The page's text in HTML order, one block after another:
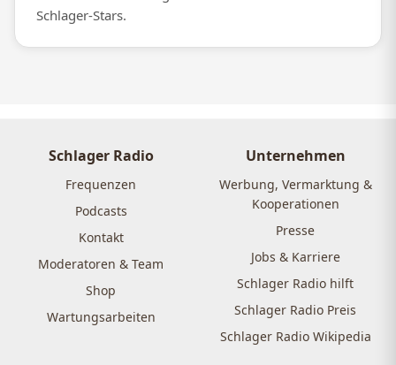
Schlager-Stars.
Schlager Radio
Frequenzen
Podcasts
Kontakt
Moderatoren & Team
Shop
Wartungsarbeiten
Unternehmen
Werbung, Vermarktung &
Kooperationen
Presse
Jobs & Karriere
Schlager Radio hilft
Schlager Radio Preis
Schlager Radio Wikipedia